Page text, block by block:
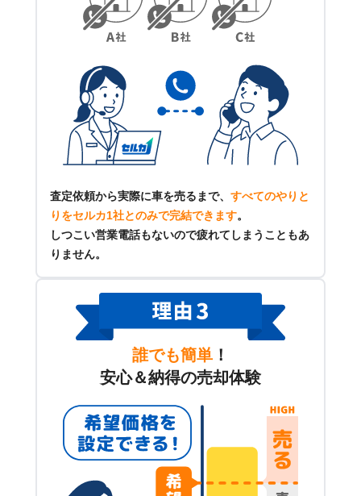
査定依頼から実際に車を売るまで、 すべてのやりと
りをセルカ1社とのみで完結できます。
しつこい営業電話もないので疲れてしまうこともあ
りません。
誰でも簡単 ！
安心＆納得の売却体験